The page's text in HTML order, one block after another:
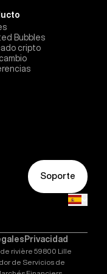
Bubbles
cripto
Soporte
Privacidad
rivière 59800 Lille
de Servicios de